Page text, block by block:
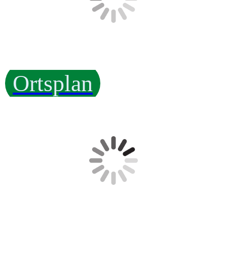
Ortsplan